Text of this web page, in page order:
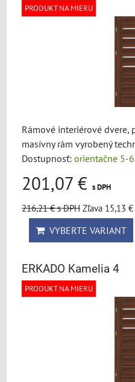
PRODUKT NA MIERU
Rámové interiérové
masívny rám vyrobený
Dostupnosť: orientačne 5-
201,07 € s DPH
216,21 €s DPH Zľava 15,13 €
VYBERTE VARIANT
ERKADO Kamelia 4
PRODUKT NA MIERU